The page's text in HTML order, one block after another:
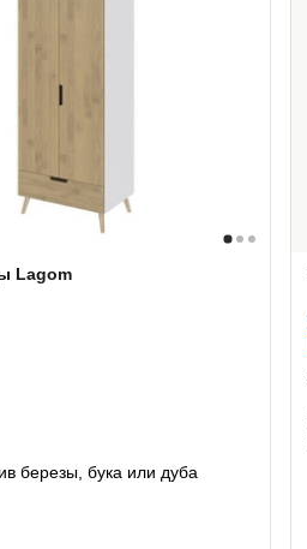
Lagom
березы, бука или дуба